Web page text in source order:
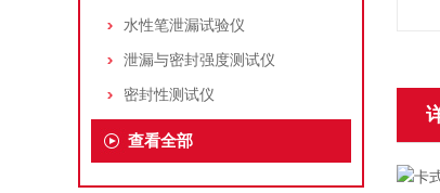
水性笔泄漏试验仪
泄漏与密封强度测试仪
密封性测试仪
查看全部